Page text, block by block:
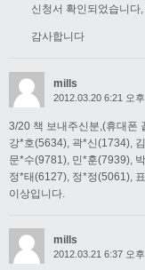
신청서 확인되었습니다
감사합니다
mills
2012.03.20 6:21 오후
3/20 책 보내주신분,(휴대폰
강*호(5634), 곽*신(1734),
문*수(9781), 민*훈(7939),
정*태(6127), 정*정(5061),
이상입니다.
mills
2012.03.21 6:37 오후